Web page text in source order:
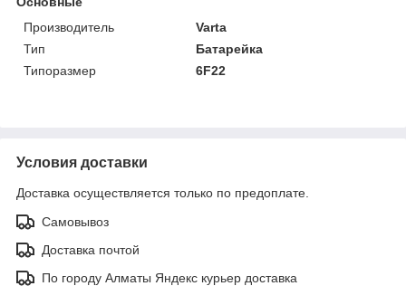
Производитель
Varta
Тип
Батарейка
Типоразмер
6F22
Условия доставки
Доставка осуществляется только по предоплате.
Самовывоз
Доставка почтой
По городу Алматы Яндекс курьер доставка